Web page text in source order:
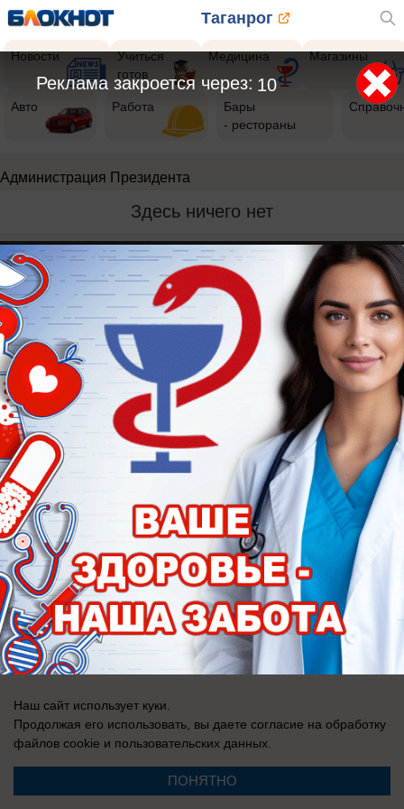
Таганрог
Новости
Учиться
готов
Медицина Магазины
Авто Работа
Бары
- рестораны
Администрация Президента
Здесь ничего нет
Реклама на сайте
Контакты
Вакансии
Информация
Запись о регистрации СМИ: Эл № ФС 77-73438, выдано Федеральной
службой по надзору в сфере связи, информационных технологий и
массовых коммуникаций (Роскомнадзор) 17 августа 2018 г.
Наш сайт использует куки.
Продолжая его использовать, вы даете согласие на обработку
файлов cookie и пользовательских данных.
ПОНЯТНО
10
Реклама закроется через: